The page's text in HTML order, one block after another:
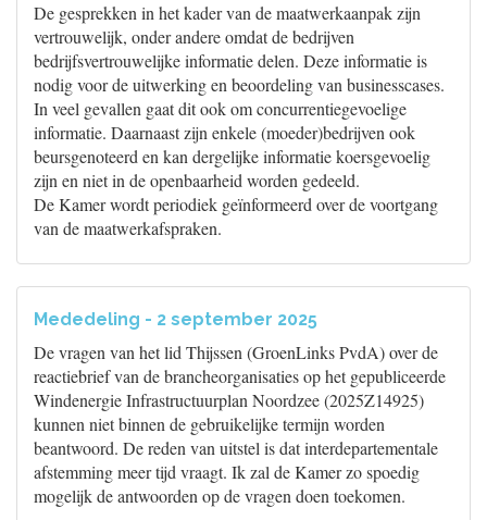
De gesprekken in het kader van de maatwerkaanpak zijn
vertrouwelijk, onder andere omdat de bedrijven
bedrijfsvertrouwelijke informatie delen. Deze informatie is
nodig voor de uitwerking en beoordeling van businesscases.
In veel gevallen gaat dit ook om concurrentiegevoelige
informatie. Daarnaast zijn enkele (moeder)bedrijven ook
beursgenoteerd en kan dergelijke informatie koersgevoelig
zijn en niet in de openbaarheid worden gedeeld.
De Kamer wordt periodiek geïnformeerd over de voortgang
van de maatwerkafspraken.
Mededeling - 2 september 2025
De vragen van het lid Thijssen (GroenLinks PvdA) over de
reactiebrief van de brancheorganisaties op het gepubliceerde
Windenergie Infrastructuurplan Noordzee (2025Z14925)
kunnen niet binnen de gebruikelijke termijn worden
beantwoord. De reden van uitstel is dat interdepartementale
afstemming meer tijd vraagt. Ik zal de Kamer zo spoedig
mogelijk de antwoorden op de vragen doen toekomen.